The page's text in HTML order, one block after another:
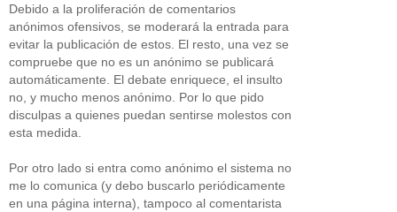
Debido a la proliferación de comentarios
anónimos ofensivos, se moderará la entrada para
evitar la publicación de estos. El resto, una vez se
compruebe que no es un anónimo se publicará
automáticamente. El debate enriquece, el insulto
no, y mucho menos anónimo. Por lo que pido
disculpas a quienes puedan sentirse molestos con
esta medida.
Por otro lado si entra como anónimo el sistema no
me lo comunica (y debo buscarlo periódicamente
en una página interna), tampoco al comentarista